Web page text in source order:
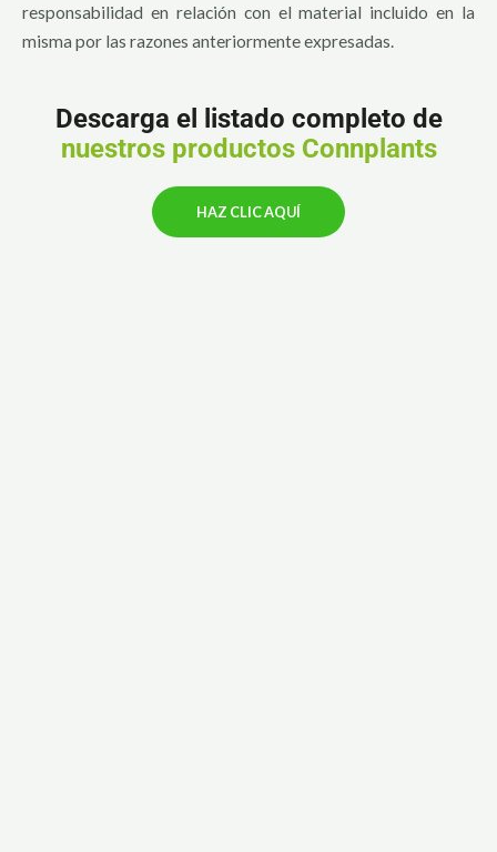
responsabilidad en relación con el material incluido en la
misma por las razones anteriormente expresadas.
Descarga el listado completo de
nuestros productos Connplants
HAZ CLIC AQUÍ